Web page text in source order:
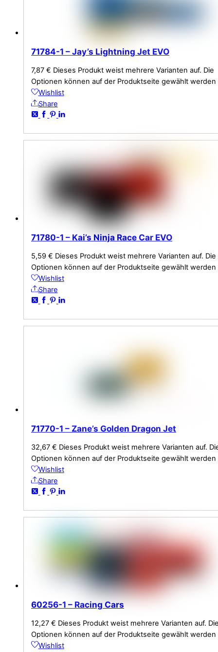
71784-1 – Jay’s Lightning Jet EVO
7,87 € Dieses Produkt weist mehrere Varianten auf. Die
Optionen können auf der Produktseite gewählt werden
Wishlist
Share
71780-1 – Kai’s Ninja Race Car EVO
5,59 € Dieses Produkt weist mehrere Varianten auf. Die
Optionen können auf der Produktseite gewählt werden
Wishlist
Share
71770-1 – Zane’s Golden Dragon Jet
32,67 € Dieses Produkt weist mehrere Varianten auf.
Optionen können auf der Produktseite gewählt werden
Wishlist
Share
60256-1 – Racing Cars
12,27 € Dieses Produkt weist mehrere Varianten auf.
Optionen können auf der Produktseite gewählt werden
Wishlist